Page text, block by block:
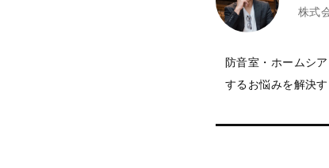
株式
防音室・ホームシ
するお悩みを解決